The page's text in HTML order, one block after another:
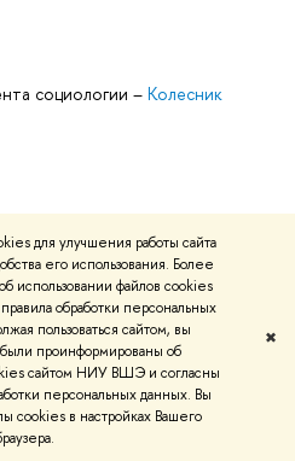
для улучшения работы сайта
его использования. Более
использовании файлов cookies
обработки персональных
пользоваться сайтом, вы
проинформированы об
сайтом НИУ ВШЭ и согласны
персональных данных. Вы
cookies в настройках Вашего
✖
социологии – Колесник
Специалист по учебно-
–Дымова